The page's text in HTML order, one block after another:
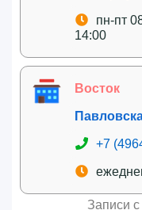
пн-пт
14:00
Восток
+7
Записи